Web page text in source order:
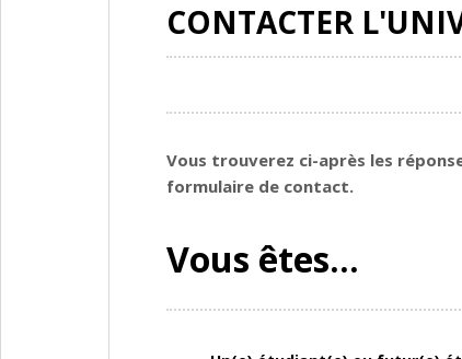
CONTACTER
Vous trouverez ci-après les
formulaire de contact.
Vous êtes...